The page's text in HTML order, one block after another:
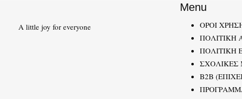
A little joy for everyone
Menu
ΟΡΟΙ
ΠΟΛΙΤΙΚΗ
ΠΟΛΙΤΙΚΗ
B2B